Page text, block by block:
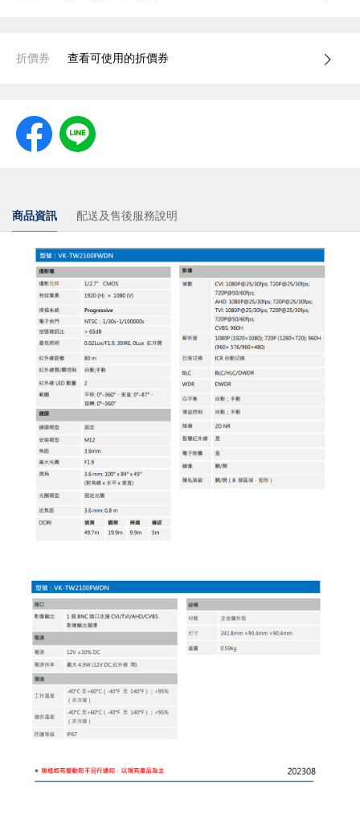
折價券 查看可使用的折價券
商品資訊 配送及售後服務說明